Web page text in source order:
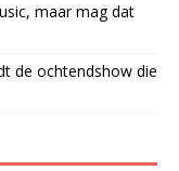
maar mag dat
de ochtendshow die